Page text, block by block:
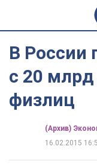
В России
с 20
физлиц
(Архив)
16.02.2015